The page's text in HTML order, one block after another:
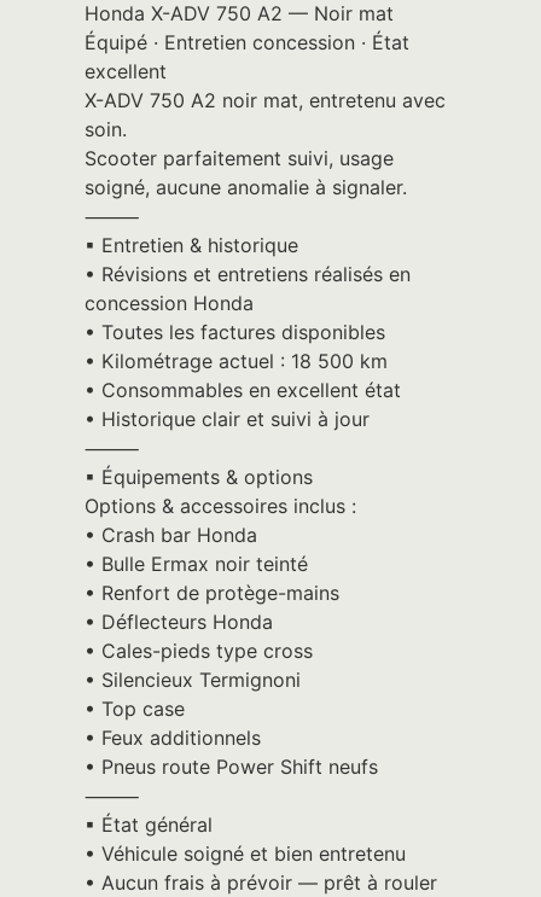
Honda X-ADV 750 A2 — Noir mat
Équipé · Entretien concession · État
excellent
X-ADV 750 A2 noir mat, entretenu avec
soin.
Scooter parfaitement suivi, usage
soigné, aucune anomalie à signaler.
⸻
▪︎ Entretien & historique
• Révisions et entretiens réalisés en
concession Honda
• Toutes les factures disponibles
• Kilométrage actuel : 18 500 km
• Consommables en excellent état
• Historique clair et suivi à jour
⸻
▪︎ Équipements & options
Options & accessoires inclus :
• Crash bar Honda
• Bulle Ermax noir teinté
• Renfort de protège-mains
• Déflecteurs Honda
• Cales-pieds type cross
• Silencieux Termignoni
• Top case
• Feux additionnels
• Pneus route Power Shift neufs
⸻
▪︎ État général
• Véhicule soigné et bien entretenu
• Aucun frais à prévoir — prêt à rouler